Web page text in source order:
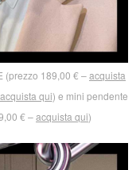
(prezzo 189,00 € –acquista
acquista qui) e mini pendente
€ –acquista qui)